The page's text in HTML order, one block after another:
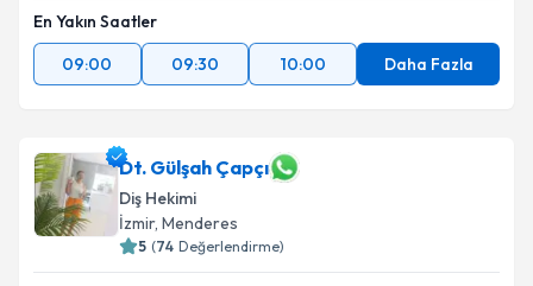
En Yakın Saatler
09:00
09:30 10:00 Daha Fazla
Dt. Gülşah Çapçı
Diş Hekimi
İzmir, Menderes
5 (74 Değerlendirme)